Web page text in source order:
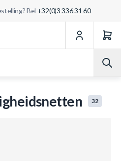
Bel +32(0)3 336 31 60
32